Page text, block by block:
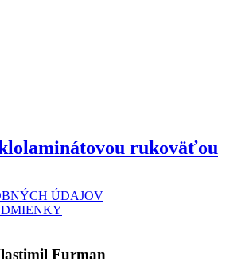
rukoväťou
ÚDAJOV
Furman